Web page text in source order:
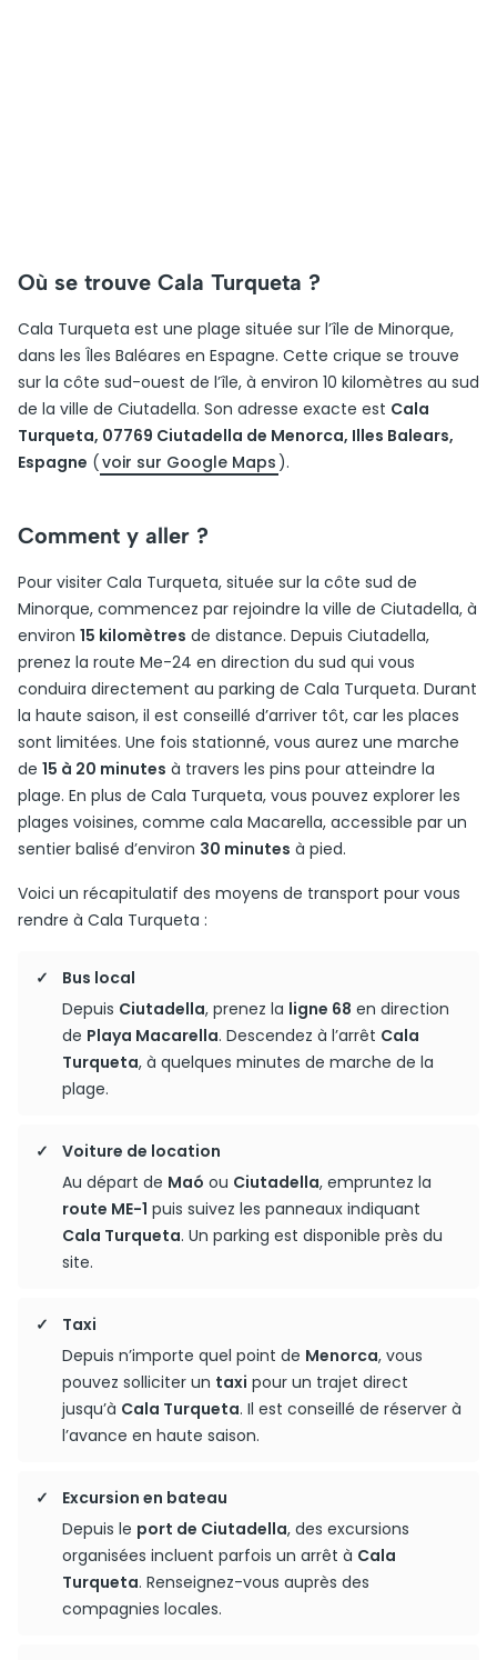
Où se trouve Cala Turqueta ?
Cala Turqueta est une plage située sur l’île de Minorque,
dans les Îles Baléares en Espagne. Cette crique se trouve
sur la côte sud-ouest de l’île, à environ 10 kilomètres au sud
de la ville de Ciutadella. Son adresse exacte est Cala
Turqueta, 07769 Ciutadella de Menorca, Illes Balears,
Espagne (voir sur Google Maps ).
Comment y aller ?
Pour visiter Cala Turqueta, située sur la côte sud de
Minorque, commencez par rejoindre la ville de Ciutadella, à
environ 15 kilomètres de distance. Depuis Ciutadella,
prenez la route Me-24 en direction du sud qui vous
conduira directement au parking de Cala Turqueta. Durant
la haute saison, il est conseillé d’arriver tôt, car les places
sont limitées. Une fois stationné, vous aurez une marche
de 15 à 20 minutes à travers les pins pour atteindre la
plage. En plus de Cala Turqueta, vous pouvez explorer les
plages voisines, comme cala Macarella, accessible par un
sentier balisé d’environ 30 minutes à pied.
Voici un récapitulatif des moyens de transport pour vous
rendre à Cala Turqueta :
Bus local
Depuis Ciutadella, prenez la ligne 68 en direction
de Playa Macarella. Descendez à l’arrêt Cala
Turqueta, à quelques minutes de marche de la
plage.
Voiture de location
Au départ de Maó ou Ciutadella, empruntez la
route ME-1 puis suivez les panneaux indiquant
Cala Turqueta. Un parking est disponible près du
site.
Taxi
Depuis n’importe quel point de Menorca, vous
pouvez solliciter un taxi pour un trajet direct
jusqu’à Cala Turqueta. Il est conseillé de réserver à
l’avance en haute saison.
Excursion en bateau
Depuis le port de Ciutadella, des excursions
organisées incluent parfois un arrêt à Cala
Turqueta. Renseignez-vous auprès des
compagnies locales.